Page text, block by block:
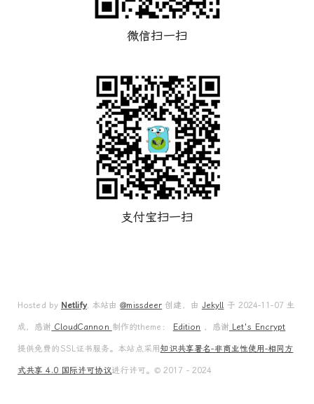
微信扫一扫
支付宝扫一扫
Hosted by Netlify, 本站由@missdeer 创建，由 Jekyll 于 2024-11-07 生
成，感谢 CloudCannon 制作的theme： Edition ，感谢 Let's Encrypt
提供免费的SSL证书服务。本站点采用 知识共享署名-非商业性使用-相同方
式共享 4.0 国际许可协议进行许可。© 2017 - 2024